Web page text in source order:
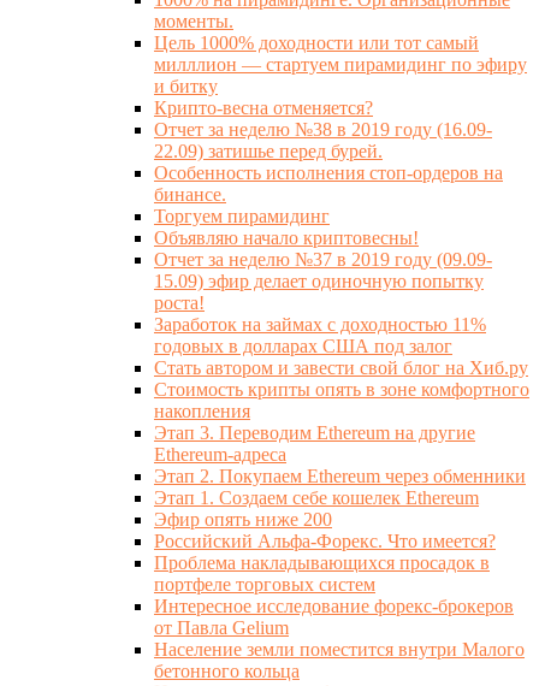
моменты.
Цель 1000% доходности или тот самый
милллион — стартуем пирамидинг по эфиру
и битку
Крипто-весна отменяется?
Отчет за неделю №38 в 2019 году (16.09-
22.09) затишье перед бурей.
Особенность исполнения стоп-ордеров на
бинансе.
Торгуем пирамидинг
Объявляю начало криптовесны!
Отчет за неделю №37 в 2019 году (09.09-
15.09) эфир делает одиночную попытку
роста!
Заработок на займах с доходностью 11%
годовых в долларах США под залог
Стать автором и завести свой блог на Хиб.ру
Стоимость крипты опять в зоне комфортного
накопления
Этап 3. Переводим Ethereum на другие
Ethereum-адреса
Этап 2. Покупаем Ethereum через обменники
Этап 1. Создаем себе кошелек Ethereum
Эфир опять ниже 200
Российский Альфа-Форекс. Что имеется?
Проблема накладывающихся просадок в
портфеле торговых систем
Интересное исследование форекс-брокеров
от Павла Gelium
Население земли поместится внутри Малого
бетонного кольца